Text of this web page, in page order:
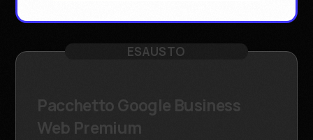
ESAUSTO
Pacchetto Google Business
Web Premium